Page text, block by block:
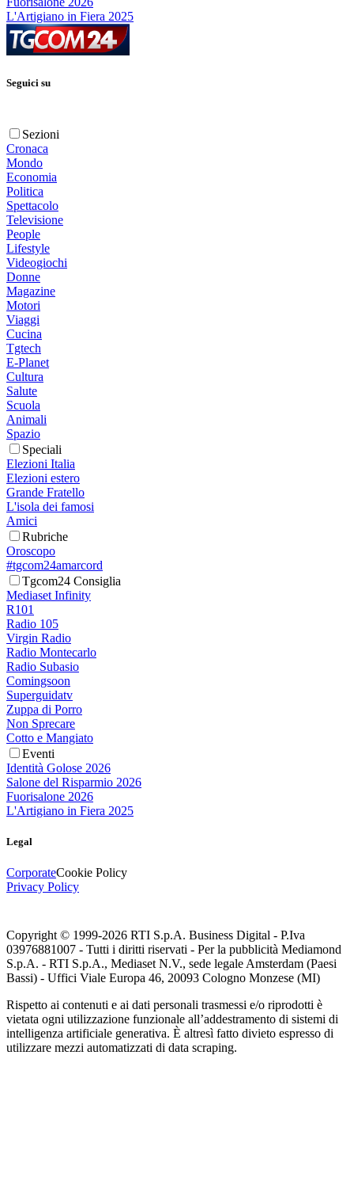
L'Artigiano in Fiera 2025
Seguici su
Sezioni
Cronaca
Mondo
Economia
Politica
Spettacolo
Televisione
People
Lifestyle
Videogiochi
Donne
Magazine
Motori
Viaggi
Cucina
Tgtech
E-Planet
Cultura
Salute
Scuola
Animali
Spazio
Speciali
Elezioni Italia
Elezioni estero
Grande Fratello
L'isola dei famosi
Amici
Rubriche
Oroscopo
#tgcom24amarcord
Tgcom24 Consiglia
Mediaset Infinity
R101
Radio 105
Virgin Radio
Radio Montecarlo
Radio Subasio
Comingsoon
Superguidatv
Zuppa di Porro
Non Sprecare
Cotto e Mangiato
Eventi
Identità Golose 2026
Salone del Risparmio 2026
Fuorisalone 2026
L'Artigiano in Fiera 2025
Legal
CorporateCookie Policy
Privacy Policy
Copyright © 1999-2026 RTI S.p.A. Business Digital - P.Iva
03976881007 - Tutti i diritti riservati - Per la pubblicità Mediamond
S.p.A. - RTI S.p.A., Mediaset N.V., sede legale Amsterdam (Paesi
Bassi) - Uffici Viale Europa 46, 20093 Cologno Monzese (MI)
Rispetto ai contenuti e ai dati personali trasmessi e/o riprodotti è
vietata ogni utilizzazione funzionale all’addestramento di sistemi di
intelligenza artificiale generativa. È altresì fatto divieto espresso di
utilizzare mezzi automatizzati di data scraping.